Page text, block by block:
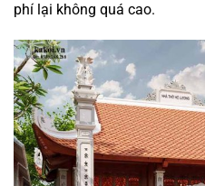
phí lại không quá cao.